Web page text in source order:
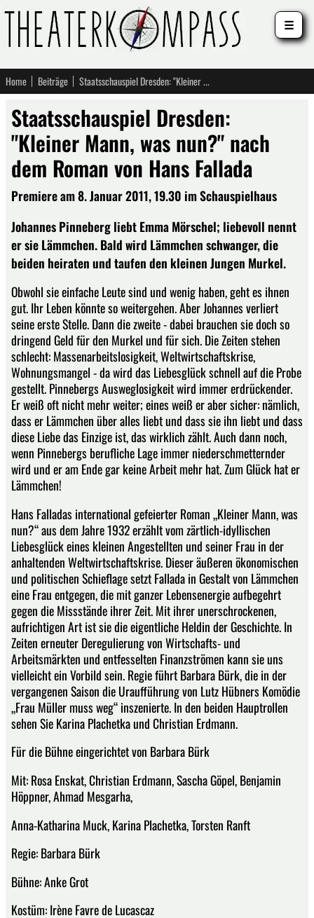
Home Beiträge Staatsschauspiel Dresden: "Kleiner Mann, was nun?" nach dem Roman von Hans Fallada
Staatsschauspiel Dresden:
"Kleiner Mann, was nun?" nach
dem Roman von Hans Fallada
Premiere am 8. Januar 2011, 19.30 im Schauspielhaus
Johannes Pinneberg liebt Emma Mörschel; liebevoll nennt
er sie Lämmchen. Bald wird Lämmchen schwanger, die
beiden heiraten und taufen den kleinen Jungen Murkel.
Obwohl sie einfache Leute sind und wenig haben, geht es ihnen
gut. Ihr Leben könnte so weitergehen. Aber Johannes verliert
seine erste Stelle. Dann die zweite - dabei brauchen sie doch so
dringend Geld für den Murkel und für sich. Die Zeiten stehen
schlecht: Massenarbeitslosigkeit, Weltwirtschaftskrise,
Wohnungsmangel - da wird das Liebesglück schnell auf die Probe
gestellt. Pinnebergs Ausweglosigkeit wird immer erdrückender.
Er weiß oft nicht mehr weiter; eines weiß er aber sicher: nämlich,
dass er Lämmchen über alles liebt und dass sie ihn liebt und dass
diese Liebe das Einzige ist, das wirklich zählt. Auch dann noch,
wenn Pinnebergs berufliche Lage immer niederschmetternder
wird und er am Ende gar keine Arbeit mehr hat. Zum Glück hat er
Lämmchen!
Hans Falladas international gefeierter Roman „Kleiner Mann, was
nun?“ aus dem Jahre 1932 erzählt vom zärtlich-idyllischen
Liebesglück eines kleinen Angestellten und seiner Frau in der
anhaltenden Weltwirtschaftskrise. Dieser äußeren ökonomischen
und politischen Schieflage setzt Fallada in Gestalt von Lämmchen
eine Frau entgegen, die mit ganzer Lebensenergie aufbegehrt
gegen die Missstände ihrer Zeit. Mit ihrer unerschrockenen,
aufrichtigen Art ist sie die eigentliche Heldin der Geschichte. In
Zeiten erneuter Deregulierung von Wirtschafts- und
Arbeitsmärkten und entfesselten Finanzströmen kann sie uns
vielleicht ein Vorbild sein. Regie führt Barbara Bürk, die in der
vergangenen Saison die Uraufführung von Lutz Hübners Komödie
„Frau Müller muss weg“ inszenierte. In den beiden Hauptrollen
sehen Sie Karina Plachetka und Christian Erdmann.
Für die Bühne eingerichtet von Barbara Bürk
Mit: Rosa Enskat, Christian Erdmann, Sascha Göpel, Benjamin
Höppner, Ahmad Mesgarha,
Anna-Katharina Muck, Karina Plachetka, Torsten Ranft
Regie: Barbara Bürk
Bühne: Anke Grot
Kostüm: Irène Favre de Lucascaz
☰